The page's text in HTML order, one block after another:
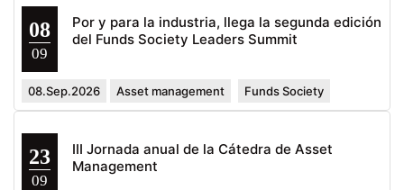
08
09
Por y para la industria, llega la segunda edición
del Funds Society Leaders Summit
08.Sep.2026 Asset management Funds Society
23
09
III Jornada anual de la Cátedra de Asset
Management